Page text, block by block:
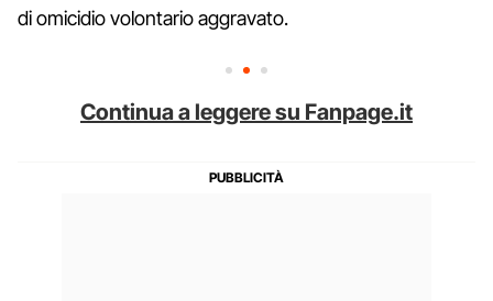
di omicidio volontario aggravato.
Continua a leggere su Fanpage.it